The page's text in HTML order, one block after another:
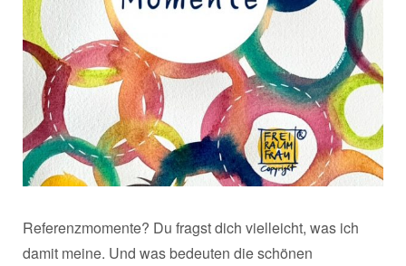
Referenzmomente? Du fragst dich vielleicht, was ich
damit meine. Und was bedeuten die schönen